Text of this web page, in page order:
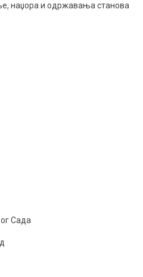
наџора и одржавања станова
Сада